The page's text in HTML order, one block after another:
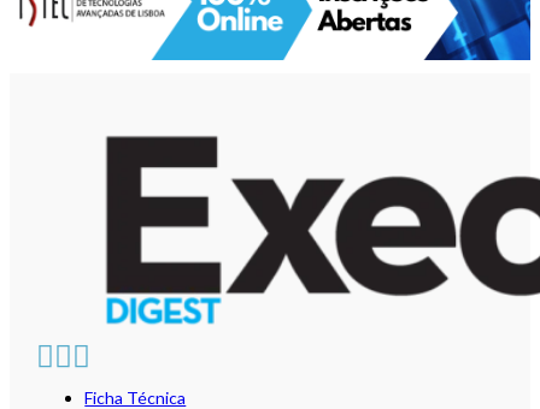
Ficha Técnica